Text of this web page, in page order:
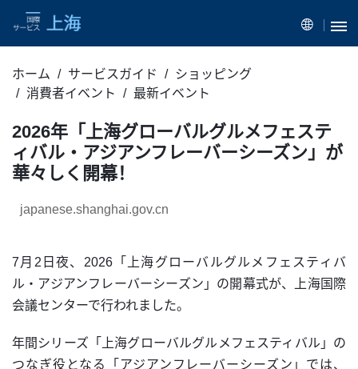
ホーム サービスガイド
ショッピング
消費者イベント
最新イベント
2026年「上海グローバルグルメフェステ
ィバル・アジアンフレーバーシーズン」が
華々しく開幕！
japanese.shanghai.gov.cn
7月2日夜、2026「上海グローバルグルメフェスティバ
ル・アジアンフレーバーシーズン」の開幕式が、上海国際
会議センターで行われました。
年間シリーズ「上海グローバルグルメフェスティバル」の
つなぎ役となる「アジアンフレーバーシーズン」では、